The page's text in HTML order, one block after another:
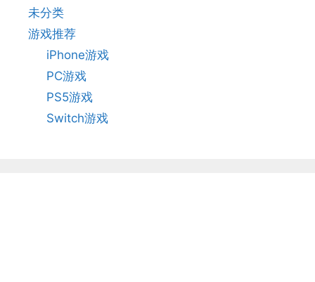
未分类
游戏推荐
iPhone游戏
PC游戏
PS5游戏
Switch游戏